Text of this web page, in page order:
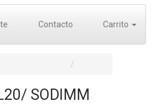
Contacto Carrito
SODIMM